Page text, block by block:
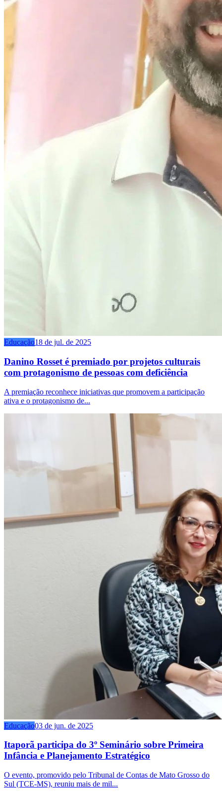
Educação18 de jul. de 2025
Danino Rosset é premiado por projetos culturais
com protagonismo de pessoas com deficiência
A premiação reconhece iniciativas que promovem a participação
ativa e o protagonismo de...
Educação03 de jun. de 2025
Itaporã participa do 3º Seminário sobre Primeira
Infância e Planejamento Estratégico
O evento, promovido pelo Tribunal de Contas de Mato Grosso do
Sul (TCE-MS), reuniu mais de mil...